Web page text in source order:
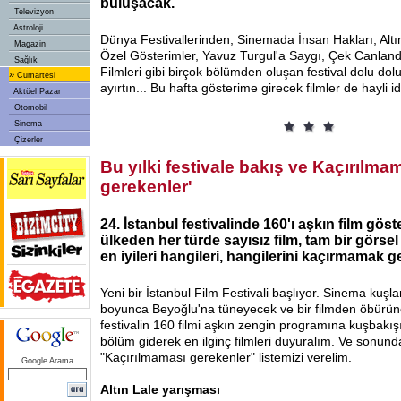
Televizyon
Astroloji
Magazin
Sağlık
» Cumartesi
Aktüel Pazar
Otomobil
Sinema
Çizerler
Google Arama
buluşacak.
Dünya Festivallerinden, Sinemada İnsan Hakları,
Özel Gösterimler, Yavuz Turgul'a Saygı, Çek
Filmleri gibi birçok bölümden oluşan festival dolu
ayırtın... Bu hafta gösterime girecek filmler de hayli
Bu yılki festivale bakış ve
gerekenler'
24. İstanbul festivalinde 160'ı aşkın film
ülkeden her türde sayısız film, tam bir
en iyileri hangileri, hangilerini kaçırmamak
Yeni bir İstanbul Film Festivali başlıyor. Sinema
boyunca Beyoğlu'na tüneyecek ve bir filmden
festivalin 160 filmi aşkın zengin programına
bölüm giderek en ilginç filmleri duyuralım. Ve
"Kaçırılmaması gerekenler" listemizi verelim.
Altın Lale yarışması